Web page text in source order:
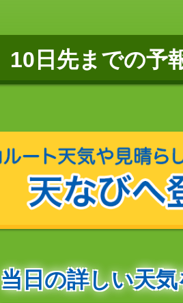
10日先までの予
当日の詳しい天